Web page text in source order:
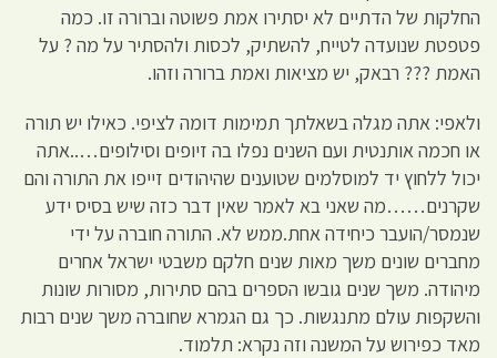
החלקות של הדתיים לא יסתירו אמת פשוטה וברורה זו. כמה
פטפטת שנועדה לטייח, להשתיק, לכסות ולהסתיר על מה ? על
האמת ??? רבאק, יש מציאות ואמת ברורה וזהו.
ולאפי: אתה מגלה בשאלתך תמימות דומה לציפי. כאילו יש תורה
או חכמה אותנטית ועם השנים נפלו בה זיופים וסילופים…..אתה
יכול ללחוץ יד למוסלמים שטוענים שהיהודים זייפו את התורה והם
שקרנים……מה שאני בא לאמר שאין דבר כזה שיש בסיס ידע
שנמסר/הועבר כיחידה אחת.ממש לא. התורה חוברה על ידי
מחברים שונים משך מאות שנים חלקם משבטי ישראל אחרים
מיהודה. משך שנים גובשו הספרים בהם סתירות, מסורות שונות
והשקפות עולם מתנגשות. כך גם הגמרא שחוברה משך שנים רבות
מאד כפירוש על המשנה וזה נקרא: תלמוד.